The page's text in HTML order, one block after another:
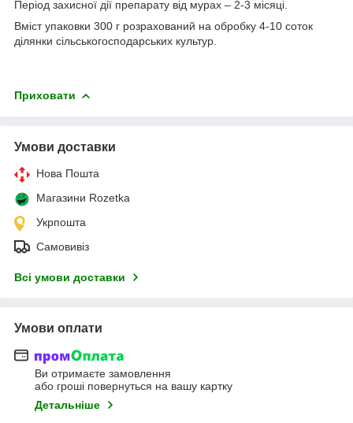
Період захисної дії препарату від мурах – 2-3 місяці.
Вміст упаковки 300 г розрахований на обробку 4-10 соток
ділянки сільськогосподарських культур.
Приховати
Умови доставки
Нова Пошта
Магазини Rozetka
Укрпошта
Самовивіз
Всі умови доставки
Умови оплати
Ви отримаєте замовлення
або гроші повернуться на вашу картку
Детальніше